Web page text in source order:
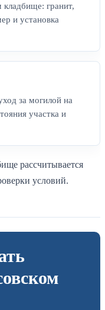
кладбище: гранит,
и установка
за могилой на
участка и
рассчитывается
условий.